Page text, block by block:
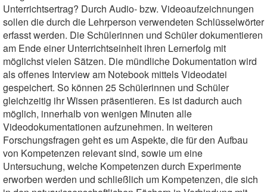
Unterrichtsertrag? Durch Audio- bzw. Videoaufzeichnungen
sollen die durch die Lehrperson verwendeten Schlüsselwörter
erfasst werden. Die Schülerinnen und Schüler dokumentieren
am Ende einer Unterrichtseinheit ihren Lernerfolg mit
möglichst vielen Sätzen. Die mündliche Dokumentation wird
als offenes Interview am Notebook mittels Videodatei
gespeichert. So können 25 Schülerinnen und Schüler
gleichzeitig ihr Wissen präsentieren. Es ist dadurch auch
möglich, innerhalb von wenigen Minuten alle
Videodokumentationen aufzunehmen. In weiteren
Forschungsfragen geht es um Aspekte, die für den Aufbau
von Kompetenzen relevant sind, sowie um eine
Untersuchung, welche Kompetenzen durch Experimente
erworben werden und schließlich um Kompetenzen, die sich